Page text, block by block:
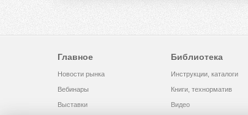
Главное
Новости рынка
Вебинары
Выставки
Библиотека
Инструкции, каталоги
Книги, технорматив
Видео